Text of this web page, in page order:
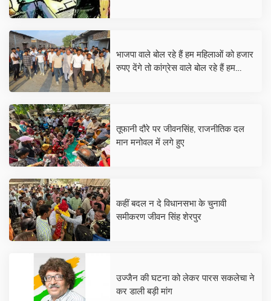
भाजपा वाले बोल रहे हैं हम महिलाओं को हजार
रुपए देंगे तो कांग्रेस वाले बोल रहे हैं हम
तूफानी दौरे पर जीवनसिंह, राजनीतिक दल
मान मनोवल में लगे हुए
कहीं बदल न दे विधानसभा के चुनावी
समीकरण जीवन सिंह शेरपुर
उज्जैन की घटना को लेकर पारस सकलेचा ने
कर डाली बड़ी मांग